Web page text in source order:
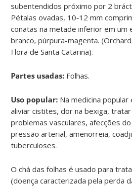
subentendidos próximo por 2
Pétalas ovadas, 10-12 mm
conatas na metade inferior em
branco, púrpura-magenta.
Flora de Santa Catarina).
Partes usadas: Folhas.
Uso popular: Na medicina popular
aliviar cistites, dor na bexiga, tratar
problemas vasculares, afecções
pressão arterial, amenorreia,
tuberculoses.
O chá das folhas é usado para
(doença caracterizada pela perda